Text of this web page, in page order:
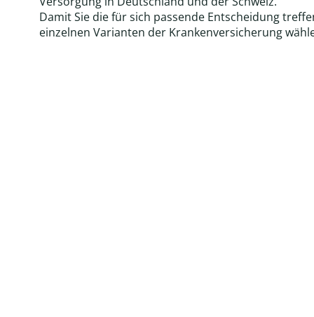
Damit Sie die für sich passende Entscheidung
einzelnen Varianten der Krankenversicherung